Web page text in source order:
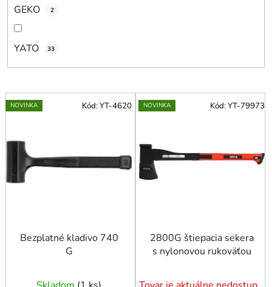
GEKO 2
YATO 33
V
ý
i
p
NOVINKA
Bezplatné kladivo 740
G
Kód:YT-4620 NOVINKA
2800G štiepacia sekera
s nylonovou rukoväťou
Kód:YT-79973